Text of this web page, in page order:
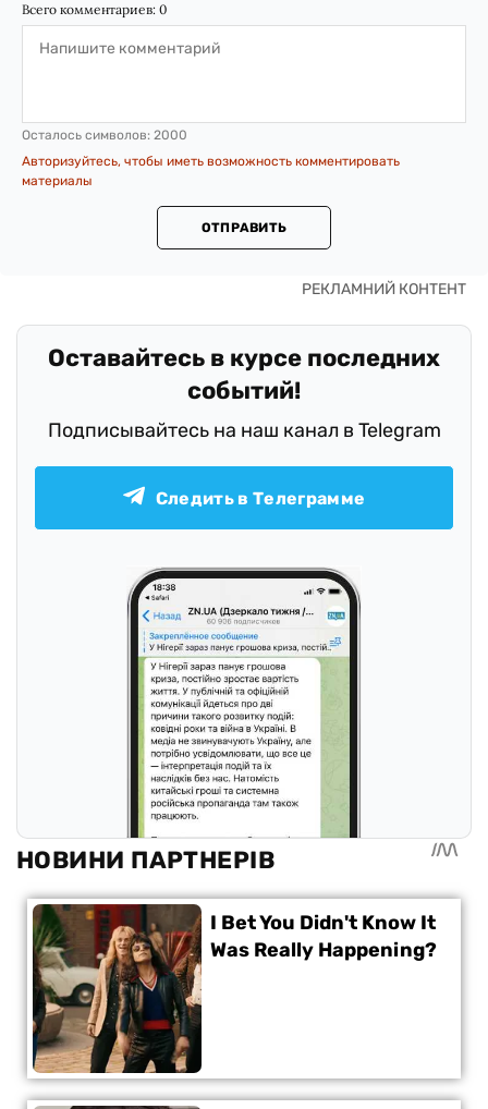
Всего комментариев: 0
Осталось символов: 2000
Авторизуйтесь, чтобы иметь возможность комментировать
материалы
ОТПРАВИТЬ
Оставайтесь в курсе последних
событий!
Подписывайтесь на наш канал в Telegram
Следить в Телеграмме